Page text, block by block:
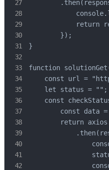
return
        });
}
function
const url =
    let status = "";
const
const data
return